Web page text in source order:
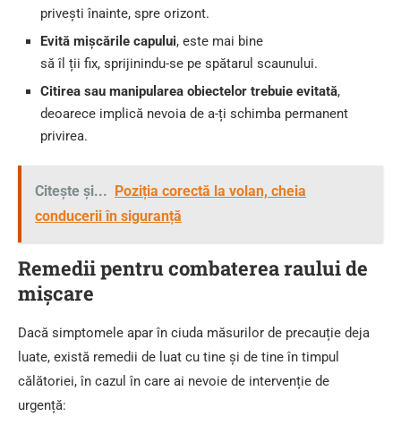
privești înainte, spre orizont.
Evită mișcările capului, este mai bine
să îl ții fix, sprijinindu-se pe spătarul scaunului.
Citirea sau manipularea obiectelor trebuie evitată,
deoarece implică nevoia de a-ți schimba permanent
privirea.
Citește și... Poziția corectă la volan, cheia
conducerii în siguranță
Remedii pentru combaterea raului de
mișcare
Dacă simptomele apar în ciuda măsurilor de precauție deja
luate, există remedii de luat cu tine și de tine în timpul
călătoriei, în cazul în care ai nevoie de intervenție de
urgență: